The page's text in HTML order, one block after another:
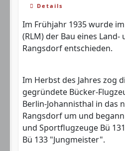
Details
Im Frühjahr 1935 wurde
(RLM) der Bau eines
Rangsdorf entschieden.
Im Herbst des Jahres zog
gegründete Bücker-
Berlin-Johannisthal in das
Rangsdorf um und
und Sportflugzeuge Bü
Bü 133 "Jungmeister".